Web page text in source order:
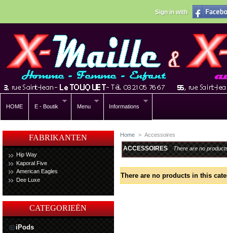
Sign in with
HOME E - Boutik Menu Informations
FABRIKANTEN
Hip Way
Kaporal Five
American Eagles
Dee Luxe
CATEGORIEËN
iPods
Home > Accessoires
ACCESSOIRES There are no
There are no products in this